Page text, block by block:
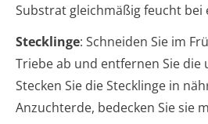
Substrat gleichmäßig feucht bei
Stecklinge: Schneiden Sie im
Triebe ab und entfernen Sie die
Stecken Sie die Stecklinge in
Anzuchterde, bedecken Sie sie